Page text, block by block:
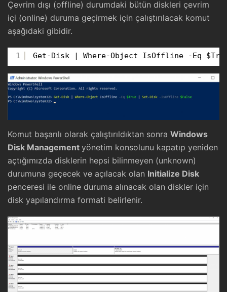
Çevrim dışı (offline) durumdaki bütün diskleri çevrim
içi (online) duruma geçirmek için çalıştırılacak komut
aşağıdaki gibidir.
1 Get-Disk | Where-Object IsOffline -Eq
Komut başarılı olarak çalıştırıldıktan sonra Windows
Disk Management yönetim konsolunu kapatıp yeniden
açtığımızda disklerin hepsi bilinmeyen (unknown)
durumuna geçecek ve açılacak olan Initialize Disk
penceresi ile online duruma alınacak olan diskler için
disk yapılandırma formati belirlenir.